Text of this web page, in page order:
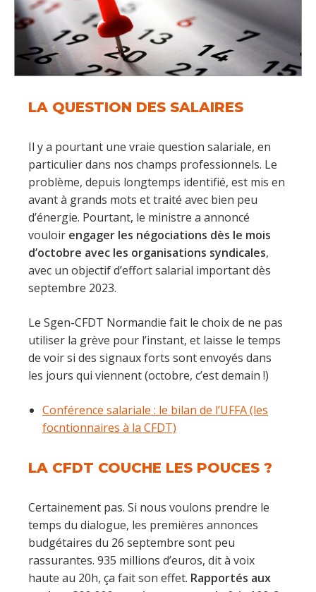
LA QUESTION DES SALAIRES
Il y a pourtant une vraie question salariale, en
particulier dans nos champs professionnels. Le
problème, depuis longtemps identifié, est mis en
avant à grands mots et traité avec bien peu
d’énergie. Pourtant, le ministre a annoncé
vouloir engager les négociations dès le mois
d’octobre avec les organisations syndicales,
avec un objectif d’effort salarial important dès
septembre 2023.
Le Sgen-CFDT Normandie fait le choix de ne pas
utiliser la grève pour l’instant, et laisse le temps
de voir si des signaux forts sont envoyés dans
les jours qui viennent (octobre, c’est demain !)
Conférence salariale : le bilan de l’UFFA (les
focntionnaires à la CFDT)
LA CFDT COUCHE LES POUCES ?
Certainement pas. Si nous voulons prendre le
temps du dialogue, les premières annonces
budgétaires du 26 septembre sont peu
rassurantes. 935 millions d’euros, dit à voix
haute au 20h, ça fait son effet. Rapportés aux